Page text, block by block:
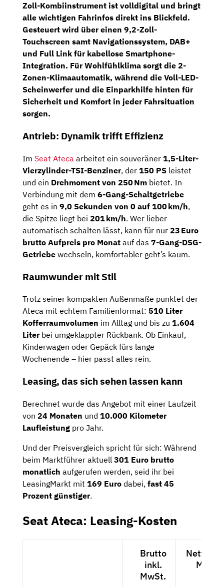
Zoll-Kombiinstrument ist volldigital und bringt
alle wichtigen Fahrinfos direkt ins Blickfeld.
Gesteuert wird übereinen 9,2-Zoll-
Touchscreen samt Navigationssystem, DAB+
und Full Link für kabellose Smartphone-
Integration. FürWohlfühlklima sorgt die 2-
Zonen-Klimaautomatik, während die Voll-LED-
Scheinwerfer und die Einparkhilfe hinten für
Sicherheit und Komfort in jeder Fahrsituation
sorgen.
Antrieb: Dynamiktrifft Effizienz
Im Seat Ateca arbeitet ein souveräner 1,5-Liter-
Vierzylinder-TSI-Benziner, der 150 PS leistet
und ein Drehmoment von 250 Nm bietet. In
Verbindung mit dem 6-Gang-Schaltgetriebe
geht es in 9,0 Sekunden von 0 auf 100 km/h,
die Spitze liegt bei 201 km/h. Wer lieber
automatisch schalten lässt, kann für nur 23 Euro
brutto Aufpreis pro Monat auf das 7-Gang-DSG-
Getriebe wechseln, komfortabler geht’s kaum.
Raumwunder mit Stil
Trotz seiner kompakten Außenmaße punktet der
Ateca mit echtem Familienformat: 510 Liter
Kofferraumvolumen im Alltag und bis zu 1.604
Liter bei umgeklappter Rückbank. Ob Einkauf,
Kinderwagen oder Gepäck fürs lange
Wochenende – hier passt alles rein.
Leasing, das sichsehen lassen kann
Berechnet wurde das Angebot mit einer Laufzeit
von 24 Monaten und 10.000 Kilometer
Laufleistung pro Jahr.
Und der Preisvergleich spricht für sich: Während
beim Marktführer aktuell 301 Euro brutto
monatlich aufgerufen werden, seid ihr bei
LeasingMarkt mit 169 Euro dabei, fast 45
Prozent günstiger.
Seat Ateca: Leasing-Kosten
Brutto
inkl.
MwSt.
Netto
MwSt.